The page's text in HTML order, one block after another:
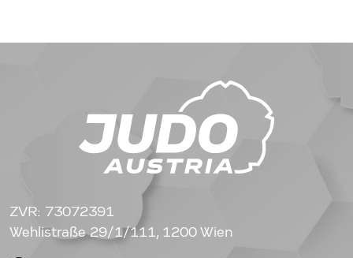
ZVR: 73072391
Wehlistraße 29/1/111, 1200 Wien